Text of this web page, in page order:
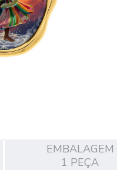
EMBALAGEM
1 PEÇA